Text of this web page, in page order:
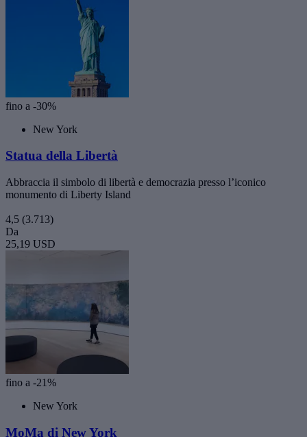
fino a -30%
New York
Statua della Libertà
Abbraccia il simbolo di libertà e democrazia presso l’iconico
monumento di Liberty Island
4,5 (3.713)
Da
25,19 USD
fino a -21%
New York
MoMa di New York